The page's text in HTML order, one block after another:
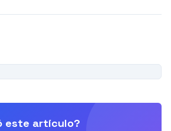
este artículo?